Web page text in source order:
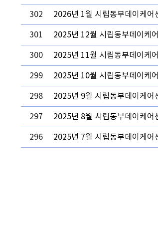
302 2026년 1월 시립동부데이케어
301 2025년 12월 시립동부데이케
300 2025년 11월 시립동부데이케
299 2025년 10월 시립동부데이케
298 2025년 9월 시립동부데이케어
297 2025년 8월 시립동부데이케어
296 2025년 7월 시립동부데이케어